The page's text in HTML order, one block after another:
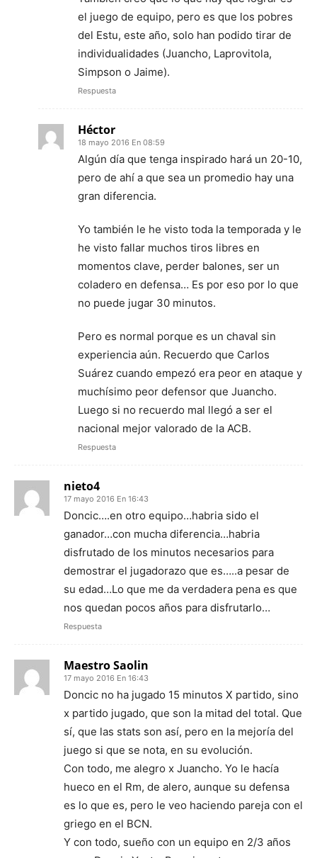
el juego de equipo, pero es que los pobres
del Estu, este año, solo han podido tirar de
individualidades (Juancho, Laprovitola,
Simpson o Jaime).
Respuesta
Héctor
18 mayo 2016 En 08:59
Algún día que tenga inspirado hará un 20-10,
pero de ahí a que sea un promedio hay una
gran diferencia.
Yo también le he visto toda la temporada y le
he visto fallar muchos tiros libres en
momentos clave, perder balones, ser un
coladero en defensa… Es por eso por lo que
no puede jugar 30 minutos.
Pero es normal porque es un chaval sin
experiencia aún. Recuerdo que Carlos
Suárez cuando empezó era peor en ataque y
muchísimo peor defensor que Juancho.
Luego si no recuerdo mal llegó a ser el
nacional mejor valorado de la ACB.
Respuesta
nieto4
17 mayo 2016 En 16:43
Doncic….en otro equipo…habria sido el
ganador…con mucha diferencia…habria
disfrutado de los minutos necesarios para
demostrar el jugadorazo que es…..a pesar de
su edad…Lo que me da verdadera pena es que
nos quedan pocos años para disfrutarlo…
Respuesta
Maestro Saolin
17 mayo 2016 En 16:43
Doncic no ha jugado 15 minutos X partido, sino
x partido jugado, que son la mitad del total. Que
sí, que las stats son así, pero en la mejoría del
juego si que se nota, en su evolución.
Con todo, me alegro x Juancho. Yo le hacía
hueco en el Rm, de alero, aunque su defensa
es lo que es, pero le veo haciendo pareja con el
griego en el BCN.
Y con todo, sueño con un equipo en 2/3 años